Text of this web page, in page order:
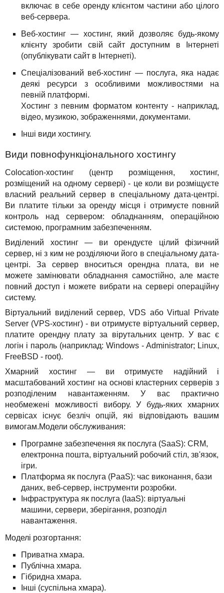
включає в себе оренду клієнтом частини або цілого
веб-сервера.
Веб-хостинг — хостинг, який дозволяє будь-якому
клієнту зробити свій сайт доступним в Інтернеті
(опублікувати сайт в Інтернеті).
Спеціалізований веб-хостинг — послуга, яка надає
деякі ресурси з особливими можливостями на
певній платформі.
Хостинг з певним форматом контенту - наприклад,
відео, музикою, зображеннями, документами.
Інші види хостингу.
Види повнофункціонального хостингу
Colocation-хостинг (центр розміщення, хостинг,
розміщений на одному сервері) - це коли ви розміщуєте
власний реальний сервер в спеціальному дата-центрі.
Ви платите тільки за оренду місця і отримуєте повний
контроль над сервером: обладнанням, операційною
системою, програмним забезпеченням.
Виділений хостинг — ви орендуєте цілий фізичний
сервер, ні з ким не розділяючи його в спеціальному дата-
центрі. За сервер вноситься орендна плата, ви не
можете замінювати обладнання самостійно, але маєте
повний доступ і можете вибрати на сервері операційну
систему.
Віртуальний виділений сервер, VDS або Virtual Private
Server (VPS-хостинг) - ви отримуєте віртуальний сервер,
платите орендну плату за вірутальних центр. У вас є
логін і пароль (наприклад: Windows - Administrator; Linux,
FreeBSD - root).
Хмарний хостинг — ви отримуєте надійний і
масштабований хостинг на основі кластерних серверів з
розподіленим навантаженням. У вас практично
необмежені можливості вибору. У будь-яких хмарних
сервісах існує безліч опцій, які відповідають вашим
вимогам.Модели обслуживания:
Програмне забезпечення як послуга (SaaS): CRM,
електронна пошта, віртуальний робочий стіл, зв'язок,
ігри.
Платформа як послуга (PaaS): час виконання, бази
даних, веб-сервер, інструменти розробки.
Інфраструктура як послуга (IaaS): віртуальні
машини, сервери, зберігання, розподіл
навантаження.
Моделі розгортання:
Приватна хмара.
Публічна хмара.
Гібридна хмара.
Інші (суспільна хмара).